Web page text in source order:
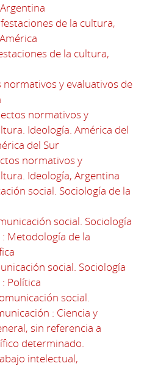
de la cultura,
de la cultura,
y evaluativos de
normativos y
Ideología. América del
del Sur
normativos y
Ideología, Argentina
social. Sociología de la
social. Sociología
Metodología de la
social. Sociología
Política
social.
: Ciencia y
sin referencia a
determinado.
intelectual,